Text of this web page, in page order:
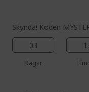
Skynda! Koden
03
Dagar